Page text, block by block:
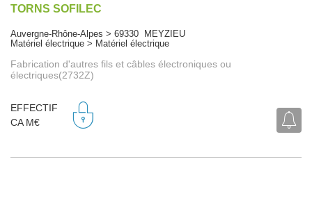
TORNS SOFILEC
Auvergne-Rhône-Alpes > 69330 MEYZIEU
Matériel électrique > Matériel électrique
Fabrication d'autres fils et câbles électroniques ou
électriques(2732Z)
EFFECTIF
CA M€